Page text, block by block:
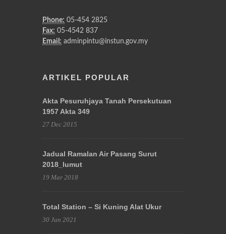
Phone: 05-454 2825
Fax: 05-4542 837
Email: adminpintu@instun.gov.my
ARTIKEL POPULAR
Akta Pesuruhjaya Tanah Persekutuan
1957 Akta 349
27 Dec 2015
Jadual Ramalan Air Pasang Surut
2018_lumut
19 Mar 2018
Total Station – Si Kuning Alat Ukur
30 Jun 2021